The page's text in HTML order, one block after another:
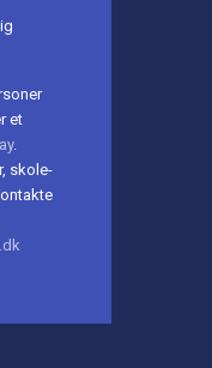
et
.
skole-